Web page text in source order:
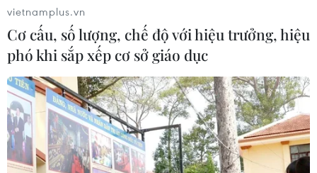
vietnamplus.vn
Cơ cấu, số lượng, chế độ với hiệu trưởng, hiệu
phó khi sắp xếp cơ sở giáo dục